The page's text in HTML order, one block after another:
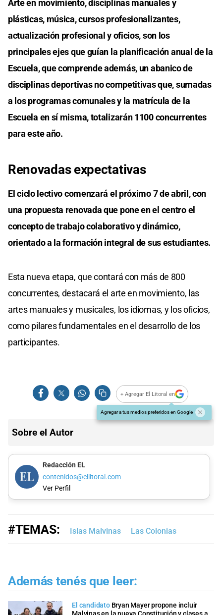
Arte en movimiento, disciplinas manuales y
plásticas, música, cursos profesionalizantes,
actualización profesional y oficios, son los
principales ejes que guían la planificación anual de la
Escuela, que comprende además, un abanico de
disciplinas deportivas no competitivas que, sumadas
a los programas comunales y la matrícula de la
Escuela en sí misma, totalizarán 1100 concurrentes
para este año.
Renovadas expectativas
El ciclo lectivo comenzará el próximo 7 de abril, con
una propuesta renovada que pone en el centro el
concepto de trabajo colaborativo y dinámico,
orientado a la formación integral de sus estudiantes.
Esta nueva etapa, que contará con más de 800
concurrentes, destacará el arte en movimiento, las
artes manuales y musicales, los idiomas, y los oficios,
como pilares fundamentales en el desarrollo de los
participantes.
+ Agregar El Litoral en
Agregar a tus medios preferidos en Google
Sobre el Autor
Redacción EL
contenidos@ellitoral.com
Ver Perfil
#TEMAS: Islas Malvinas Las Colonias
Además tenés que leer:
El candidato Bryan Mayer propone incluir